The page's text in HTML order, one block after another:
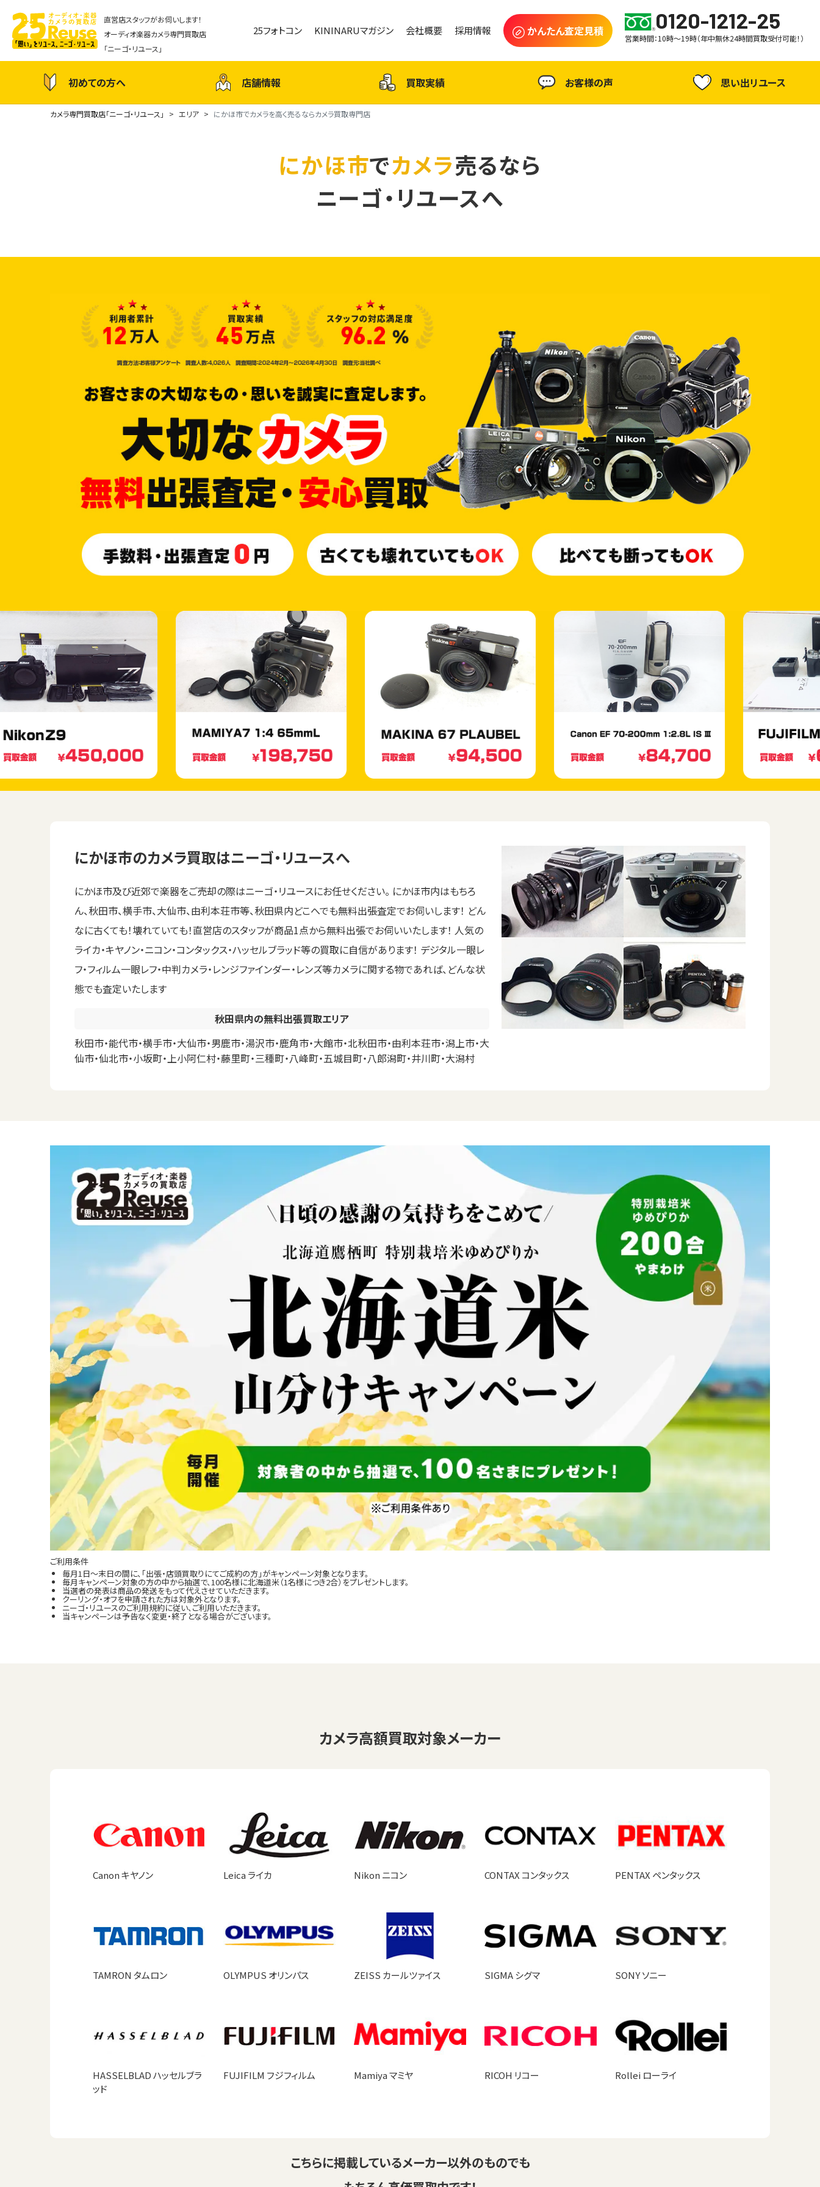
直営店スタッフがお伺いします！
オーディオ楽器カメラ専門買取店
「ニーゴ・リユース」
25フォトコン KININARUマガジン 会社概要 採用情報 かんたん査定見積 0120-1212-25
営業時間：10時～19時（年中無休24時間買取受付可能！）
初めての方へ 店舗情報 買取実績 お客様の声 思い出リユース
カメラ専門買取店「ニーゴ・リユース」 エリア にかほ市でカメラを高く売るならカメラ買取専門店
にかほ市でカメラ売るなら
ニーゴ・リユースへ
にかほ市のカメラ買取はニーゴ・リユースへ
にかほ市及び近郊で楽器をご売却の際はニーゴ・リユースにお任せください。 にかほ市内はもちろ
ん、秋田市、横手市、大仙市、由利本荘市等、秋田県内どこへでも無料出張査定でお伺いします！ どん
なに古くても！壊れていても！直営店のスタッフが商品1点から無料出張でお伺いいたします！ 人気の
ライカ・キヤノン・ニコン・コンタックス・ハッセルブラッド等の買取に自信があります！ デジタル一眼レ
フ・フィルム一眼レフ・中判カメラ・レンジファインダー・レンズ等カメラに関する物であれば、どんな状
態でも査定いたします
秋田県内の無料出張買取エリア
秋田市・能代市・横手市・大仙市・男鹿市・湯沢市・鹿角市・大館市・北秋田市・由利本荘市・潟上市・大
仙市・仙北市・小坂町・上小阿仁村・藤里町・三種町・八峰町・五城目町・八郎潟町・井川町・大潟村
ご利用条件
毎月1日～末日の間に、「出張・店頭買取りにてご成約の方」がキャンペーン対象となります。
毎月キャンペーン対象の方の中から抽選で、100名様に北海道米（1名様につき2合）をプレゼントします。
当選者の発表は商品の発送をもって代えさせていただきます。
クーリング・オフを申請された方は対象外となります。
ニーゴ・リユースのご利用規約に従い、ご利用いただきます。
当キャンペーンは予告なく変更・終了となる場合がございます。
カメラ高額買取対象メーカー
Canon キヤノン Leica ライカ Nikon ニコン CONTAX コンタックス PENTAX ペンタックス
TAMRON タムロン OLYMPUS オリンパス ZEISS カールツァイス SIGMA シグマ SONY ソニー
HASSELBLAD ハッセルブラ
ッド
FUJIFILM フジフィルム Mamiya マミヤ RICOH リコー Rollei ローライ
こちらに掲載しているメーカー以外のものでも